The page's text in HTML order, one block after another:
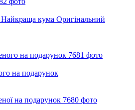
кума Оригінальний
на подарунок